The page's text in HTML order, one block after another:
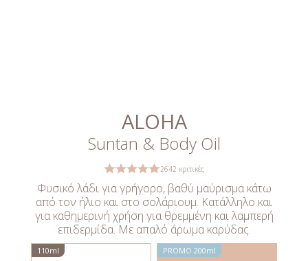
ALOHA
Suntan & Body Oil
2642 κριτικές
Φυσικό λάδι για γρήγορο, βαθύ μαύρισμα κάτω
από τον ήλιο και στο σολάριουμ. Κατάλληλο και
για καθημερινή χρήση για θρεμμένη και λαμπερή
επιδερμίδα. Με απαλό άρωμα καρύδας.
110ml
PROMO 200ml